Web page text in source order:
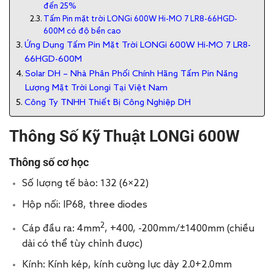
đến 25%
Tấm Pin mặt trời LONGi 600W Hi-MO 7 LR8-66HGD-
600M có độ bền cao
Ứng Dụng Tấm Pin Mặt Trời LONGi 600W Hi-MO 7 LR8-
66HGD-600M
Solar DH – Nhà Phân Phối Chính Hãng Tấm Pin Năng
Lượng Mặt Trời Longi Tại Việt Nam
Công Ty TNHH Thiết Bị Công Nghiệp DH
Thông Số Kỹ Thuật LONGi 600W
Thông số cơ học
Số lượng tế bào: 132 (6×22)
Hộp nối: IP68, three diodes
Cáp đầu ra: 4mm2, +400, -200mm/±1400mm (chiều
dài có thể tùy chỉnh được)
Kính: Kính kép, kính cường lực dày 2.0+2.0mm